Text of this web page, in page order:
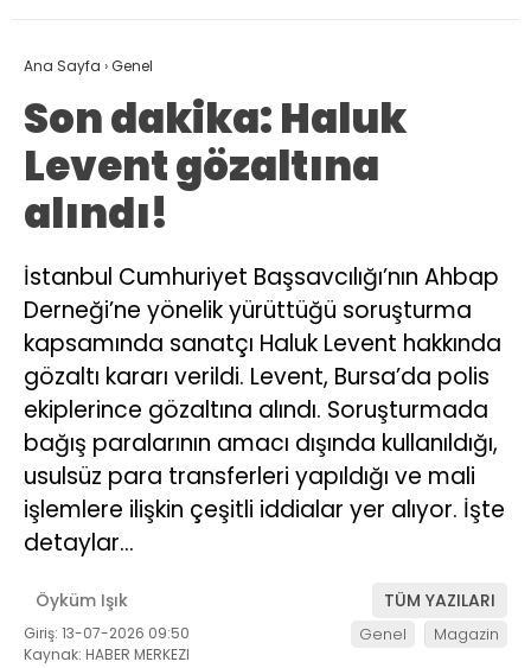
Ana Sayfa ›Genel
Son dakika: Haluk
Levent gözaltına
alındı!
İstanbul Cumhuriyet Başsavcılığı’nın Ahbap
Derneği’ne yönelik yürüttüğü soruşturma
kapsamında sanatçı Haluk Levent hakkında
gözaltı kararı verildi. Levent, Bursa’da polis
ekiplerince gözaltına alındı. Soruşturmada
bağış paralarının amacı dışında kullanıldığı,
usulsüz para transferleri yapıldığı ve mali
işlemlere ilişkin çeşitli iddialar yer alıyor. İşte
detaylar…
Öyküm Işık TÜM YAZILARI
Giriş: 13-07-2026 09:50
Kaynak: HABER MERKEZI
Genel Magazin